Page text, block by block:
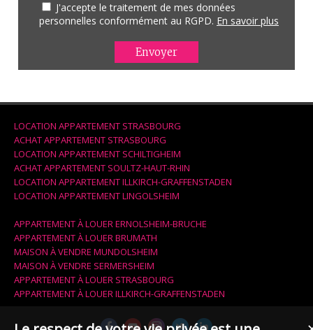
J'accepte le traitement de mes données
personnelles conformément au RGPD. En savoir plus
LOCATION APPARTEMENT STRASBOURG
ACHAT APPARTEMENT STRASBOURG
LOCATION APPARTEMENT SCHILTIGHEIM
ACHAT APPARTEMENT SOULTZ-HAUT-RHIN
LOCATION APPARTEMENT ILLKIRCH-GRAFFENSTADEN
LOCATION APPARTEMENT LINGOLSHEIM
APPARTEMENT À LOUER ERNOLSHEIM-BRUCHE
APPARTEMENT À LOUER BRUMATH
MAISON À VENDRE MUNDOLSHEIM
MAISON À VENDRE SERMERSHEIM
APPARTEMENT À LOUER STRASBOURG
APPARTEMENT À LOUER ILLKIRCH-GRAFFENSTADEN